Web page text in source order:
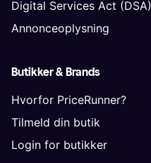
Digital Services Act (DSA)
Annonceoplysning
Butikker & Brands
Hvorfor PriceRunner?
Tilmeld din butik
Login for butikker